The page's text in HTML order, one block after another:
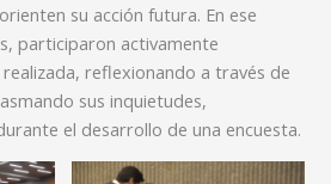
su acción futura. En ese
participaron activamente
reflexionando a través de
sus inquietudes,
el desarrollo de una encuesta.